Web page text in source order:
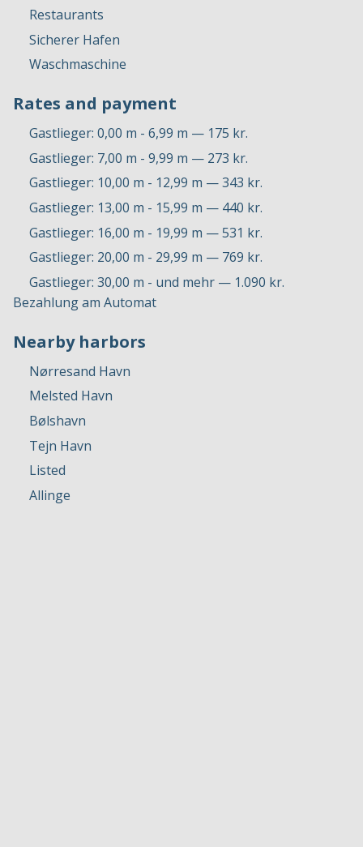
Restaurants
Sicherer Hafen
Waschmaschine
Rates and payment
Gastlieger: 0,00 m - 6,99 m — 175 kr.
Gastlieger: 7,00 m - 9,99 m — 273 kr.
Gastlieger: 10,00 m - 12,99 m — 343 kr.
Gastlieger: 13,00 m - 15,99 m — 440 kr.
Gastlieger: 16,00 m - 19,99 m — 531 kr.
Gastlieger: 20,00 m - 29,99 m — 769 kr.
Gastlieger: 30,00 m - und mehr — 1.090 kr.
Bezahlung am Automat
Nearby harbors
Nørresand Havn
Melsted Havn
Bølshavn
Tejn Havn
Listed
Allinge